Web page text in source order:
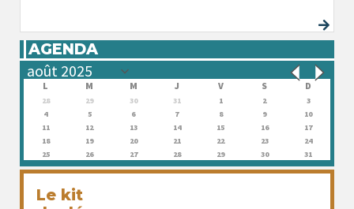
AGENDA
L M M J V S D
28 29 30 31 1 2
3
4
5 6 7 8 9
10
11
12 13 14 15 16
17
18
19 20 21 22 23
24
25
26 27 28 29 30 31
Le kit